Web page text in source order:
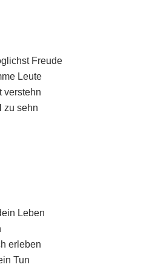
Freude
Leute
verstehn
zu sehn
Leben
erleben
Tun